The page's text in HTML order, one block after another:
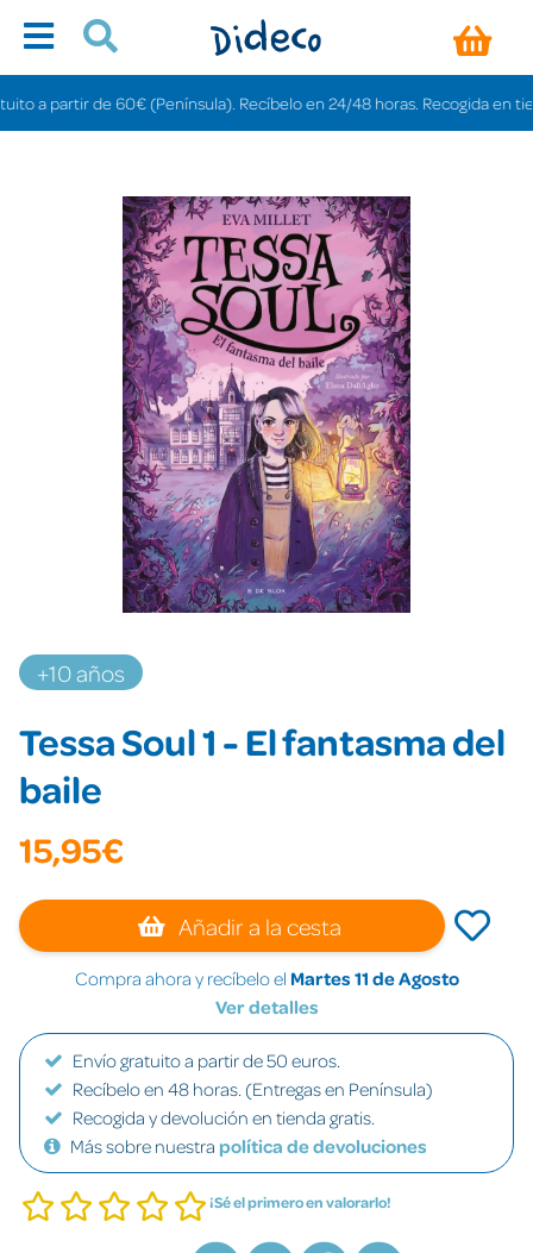
partir de 60€ (Península). Recíbelo en 24/48 horas. Recogida en
+10 años
Tessa Soul 1 - El fantasma del
baile
15,95€
Añadir a la cesta
Compra ahora y recíbelo el Martes 11 de Agosto
Ver detalles
Envío gratuito a partir de 50 euros.
Recíbelo en 48 horas. (Entregas en Península)
Recogida y devolución en tienda gratis.
Más sobre nuestra política de devoluciones
¡Sé el primero en valorarlo!